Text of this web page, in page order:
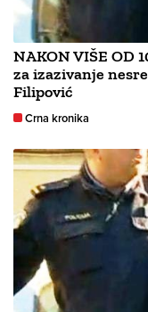
NAKON VIŠE OD
za izazivanje
Filipović
Crna kronika